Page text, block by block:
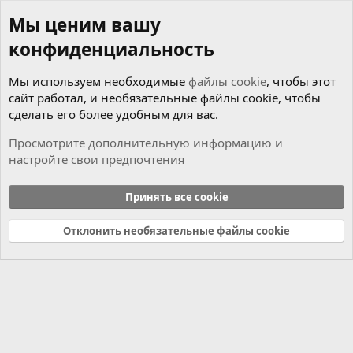
Cookies
Russian (RU)
Связь с нами
Условия и правила
Политика конфиденциальности
Справка Главная
R
Мы ценим вашу
конфиденциальность
Мы используем необходимые файлы cookie, чтобы этот
сайт работал, и необязательные файлы cookie, чтобы
сделать его более удобным для вас.
Просмотрите дополнительную информацию и
настройте свои предпочтения
Принять все cookie
Отклонить необязательные файлы cookie